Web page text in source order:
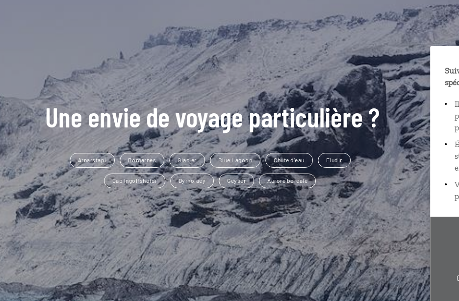
Une envie de voyage particulière ?
Arnarstapi Borgarnes Glacier Blue Lagoon Chute d'eau Fludir
Cap Ingolfshofdi Dyrholaey Geyser Aurore boréale